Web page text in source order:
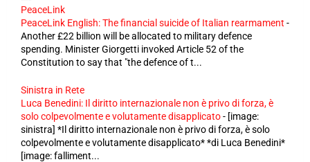
PeaceLink
PeaceLink English: The financial suicide of Italian rearmament -
Another £22 billion will be allocated to military defence
spending. Minister Giorgetti invoked Article 52 of the
Constitution to say that "the defence of t...
Sinistra in Rete
Luca Benedini: Il diritto internazionale non è privo di forza, è
solo colpevolmente e volutamente disapplicato- [image:
sinistra] *Il diritto internazionale non è privo di forza, è solo
colpevolmente e volutamente disapplicato* *di Luca Benedini*
[image: falliment...